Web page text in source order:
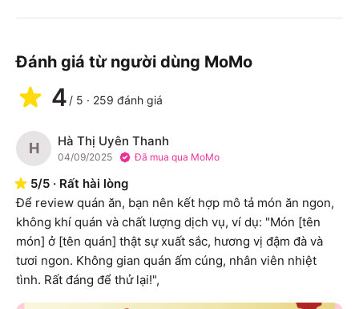
Đánh giá từ người dùng MoMo
4 / 5 · 259 đánh giá
H Hà Thị Uyên Thanh
04/09/2025 Đã mua qua MoMo
5/5 · Rất hài lòng
Để review quán ăn, bạn nên kết hợp mô tả món ăn ngon,
không khí quán và chất lượng dịch vụ, ví dụ: "Món [tên
món] ở [tên quán] thật sự xuất sắc, hương vị đậm đà và
tươi ngon. Không gian quán ấm cúng, nhân viên nhiệt
tình. Rất đáng để thử lại!",